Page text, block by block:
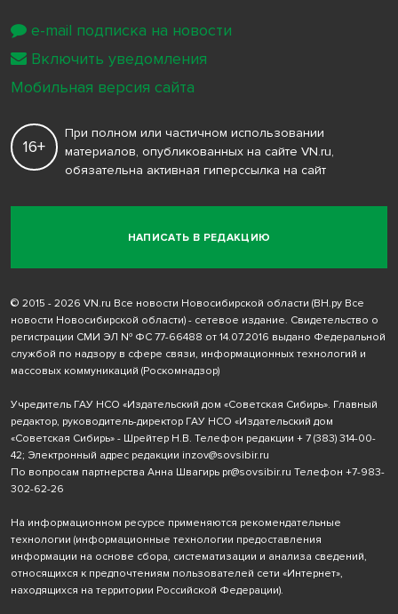
НАПИСАТЬ В РЕДАКЦИЮ
16+
При полном или частичном использовании
материалов, опубликованных на сайте VN.ru,
обязательна активная гиперссылка на сайт
© 2015 - 2026 VN.ru Все новости Новосибирской области (ВН.ру Все
новости Новосибирской области) - сетевое издание. Свидетельство о
регистрации СМИ ЭЛ № ФС 77-66488 от 14.07.2016 выдано Федеральной
службой по надзору в сфере связи, информационных технологий и
массовых коммуникаций (Роскомнадзор)
Учредитель ГАУ НСО «Издательский дом «Советская Сибирь». Главный
редактор, руководитель-директор ГАУ НСО «Издательский дом
«Советская Сибирь» - Шрейтер Н.В. Телефон редакции + 7 (383) 314-00-
42; Электронный адрес редакции inzov@sovsibir.ru
По вопросам партнерства Анна Швагирь pr@sovsibir.ru Телефон +7-983-
302-62-26
На информационном ресурсе применяются рекомендательные
технологии (информационные технологии предоставления
информации на основе сбора, систематизации и анализа сведений,
относящихся к предпочтениям пользователей сети «Интернет»,
находящихся на территории Российской Федерации).
e-mail подписка на новости
Включить уведомления
Мобильная версия сайта